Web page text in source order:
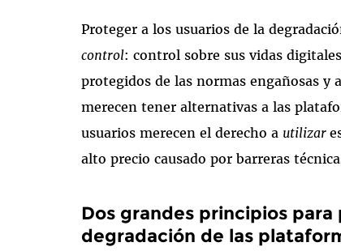
Proteger a los usuarios de la
control: control sobre sus vidas
protegidos de las normas engañosas y
merecen tener alternativas a las
usuarios merecen el derecho a utilizar
alto precio causado por barreras
Dos grandes principios
degradación de las